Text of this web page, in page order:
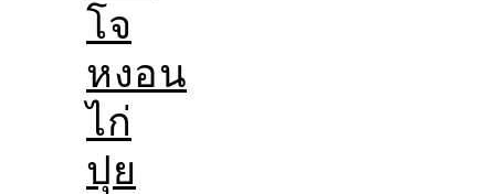
โจ
หงอน
ไก่
ปุย